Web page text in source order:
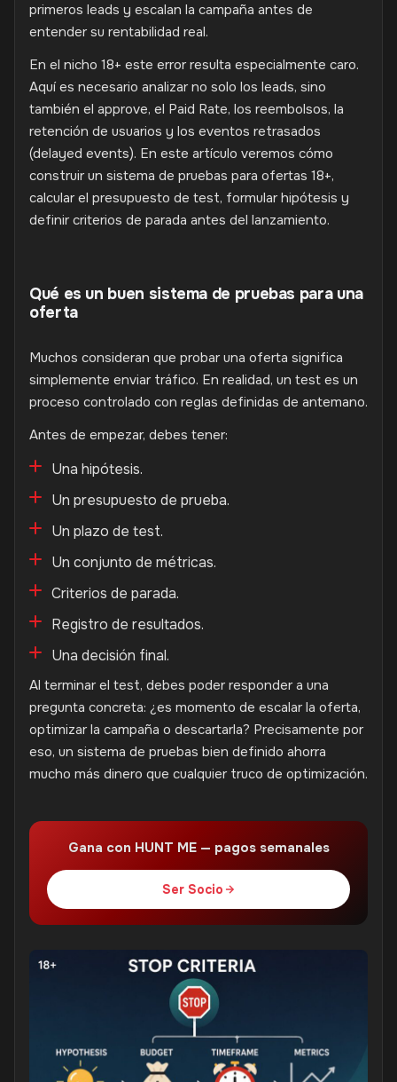
primeros leads y escalan la campaña antes de
entender su rentabilidad real.
En el nicho 18+ este error resulta especialmente caro.
Aquí es necesario analizar no solo los leads, sino
también el approve, el Paid Rate, los reembolsos, la
retención de usuarios y los eventos retrasados
(delayed events). En este artículo veremos cómo
construir un sistema de pruebas para ofertas 18+,
calcular el presupuesto de test, formular hipótesis y
definir criterios de parada antes del lanzamiento.
Qué es un buen sistema de pruebas para una
oferta
Muchos consideran que probar una oferta significa
simplemente enviar tráfico. En realidad, un test es un
proceso controlado con reglas definidas de antemano.
Antes de empezar, debes tener:
Una hipótesis.
Un presupuesto de prueba.
Un plazo de test.
Un conjunto de métricas.
Criterios de parada.
Registro de resultados.
Una decisión final.
Al terminar el test, debes poder responder a una
pregunta concreta: ¿es momento de escalar la oferta,
optimizar la campaña o descartarla? Precisamente por
eso, un sistema de pruebas bien definido ahorra
mucho más dinero que cualquier truco de optimización.
Gana con HUNT ME — pagos semanales
Ser Socio